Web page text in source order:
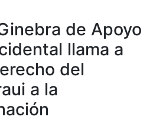
de Apoyo
llama a
del
a la